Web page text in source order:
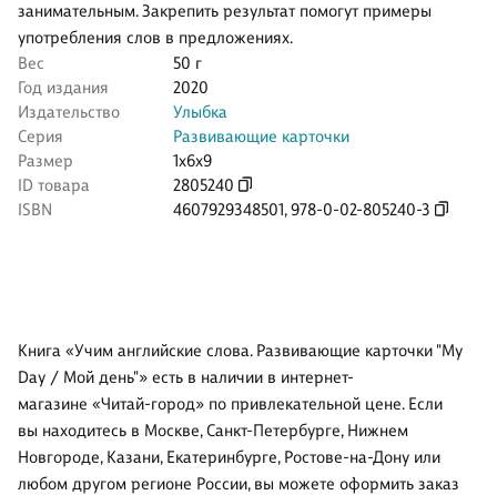
занимательным. Закрепить результат помогут примеры
употребления слов в предложениях.
Вес
50 г
Год издания
2020
Издательство
Улыбка
Серия
Развивающие карточки
Размер
1x6x9
ID товара
2805240
ISBN
4607929348501,978-0-02-805240-3
Книга «Учим английские слова. Развивающие карточки "My
Day / Мой день"» есть в наличии в интернет-
магазине «Читай-город» по привлекательной цене. Если
вы находитесь в Москве, Санкт-Петербурге, Нижнем
Новгороде, Казани, Екатеринбурге, Ростове-на-Дону или
любом другом регионе России, вы можете оформить заказ